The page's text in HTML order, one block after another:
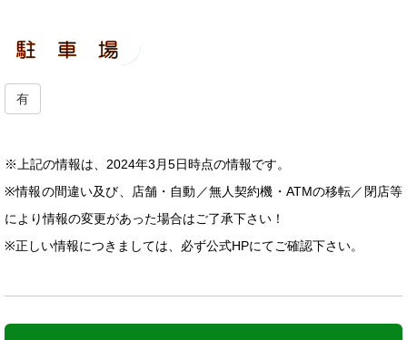
有
※上記の情報は、2024年3月5日時点の情報です。
※情報の間違い及び、店舗・自動／無人契約機・ATMの移転／閉店等
により情報の変更があった場合はご了承下さい！
※正しい情報につきましては、必ず公式HPにてご確認下さい。